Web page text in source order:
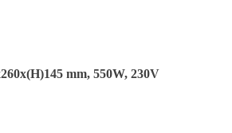
mm, 550W, 230V